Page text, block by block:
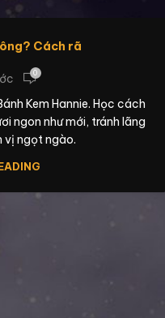
Cách rã
0
Kem Hannie. Học cách
ngon như mới, tránh lãng
vị ngọt ngào.